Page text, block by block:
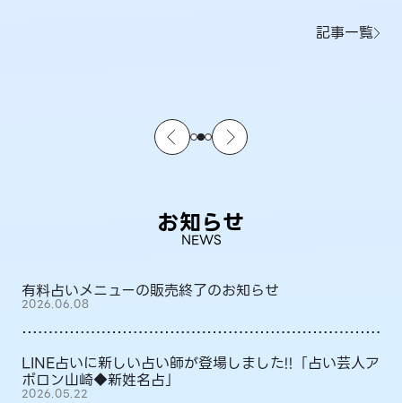
記事一覧
お知らせ
NEWS
有料占いメニューの販売終了のお知らせ
2026.06.08
LINE占いに新しい占い師が登場しました!!「占い芸人ア
ポロン山崎◆新姓名占」
2026.05.22